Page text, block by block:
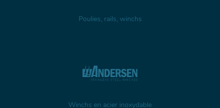
Poulies, rails, winchs
Winchs en acier inoxydable